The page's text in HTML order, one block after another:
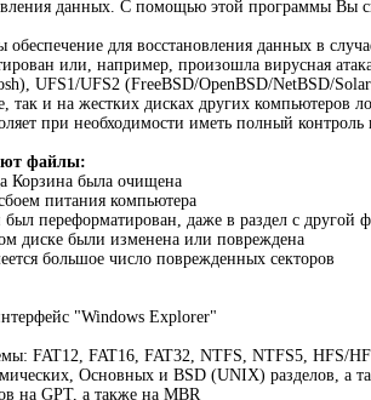
данных. C помощью этой программы Вы
для восстановления данных в
или, например, произошла вирусная
UFS1/UFS2 (FreeBSD/OpenBSD/NetBSD/
так и на жестких дисках других компьютеров
при необходимости иметь полный
файлы:
Корзина была очищена
питания компьютера
переформатирован, даже в раздел с другой
диске были изменена или повреждена
большое число поврежденных секторов
"Windows Explorer"
FAT12, FAT16, FAT32, NTFS, NTFS5, HFS/
Основных и BSD (UNIX) разделов, а
на GPT, а также на MBR